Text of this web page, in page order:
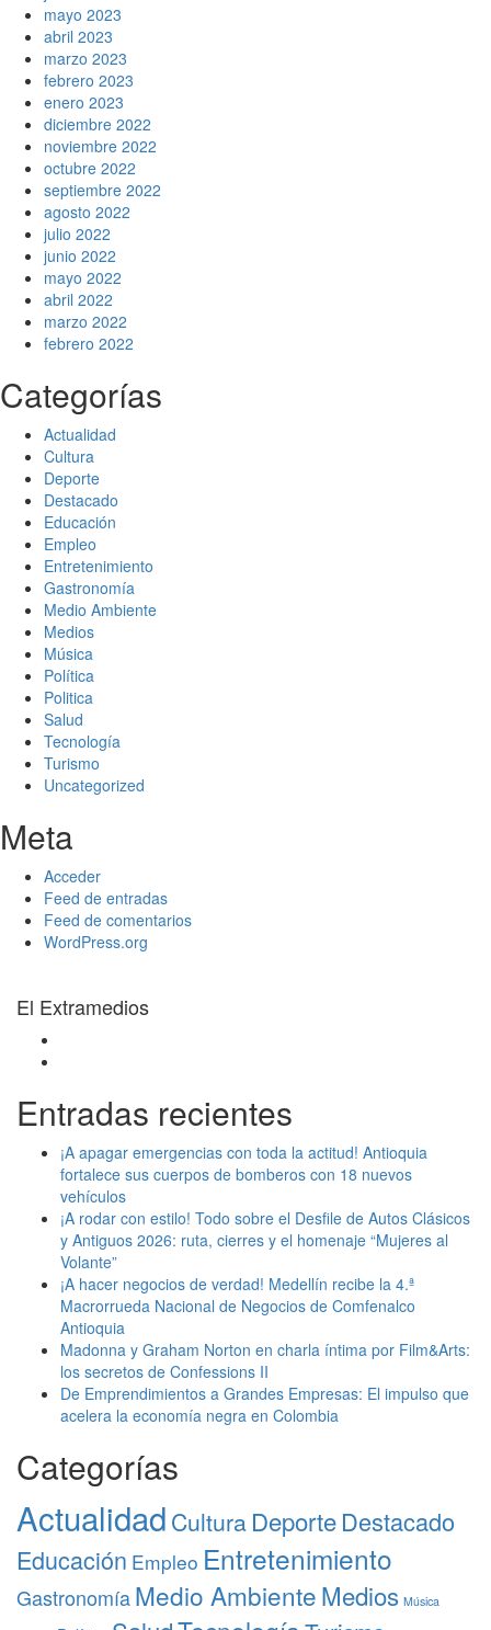
mayo 2023
abril 2023
marzo 2023
febrero 2023
enero 2023
diciembre 2022
noviembre 2022
octubre 2022
septiembre 2022
agosto 2022
julio 2022
junio 2022
mayo 2022
abril 2022
marzo 2022
febrero 2022
Categorías
Actualidad
Cultura
Deporte
Destacado
Educación
Empleo
Entretenimiento
Gastronomía
Medio Ambiente
Medios
Música
Política
Politica
Salud
Tecnología
Turismo
Uncategorized
Meta
Acceder
Feed de entradas
Feed de comentarios
WordPress.org
El Extramedios
Entradas recientes
¡A apagar emergencias con toda la actitud! Antioquia
fortalece sus cuerpos de bomberos con 18 nuevos
vehículos
¡A rodar con estilo! Todo sobre el Desfile de Autos Clásicos
y Antiguos 2026: ruta, cierres y el homenaje “Mujeres al
Volante”
¡A hacer negocios de verdad! Medellín recibe la 4.ª
Macrorrueda Nacional de Negocios de Comfenalco
Antioquia
Madonna y Graham Norton en charla íntima por Film&Arts:
los secretos de Confessions II
De Emprendimientos a Grandes Empresas: El impulso que
acelera la economía negra en Colombia
Categorías
Actualidad Cultura DeporteDestacado
Educación Empleo Entretenimiento
GastronomíaMedio AmbienteMedios Música